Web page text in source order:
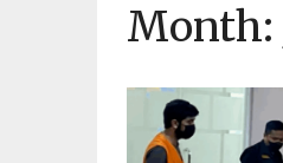
Month: